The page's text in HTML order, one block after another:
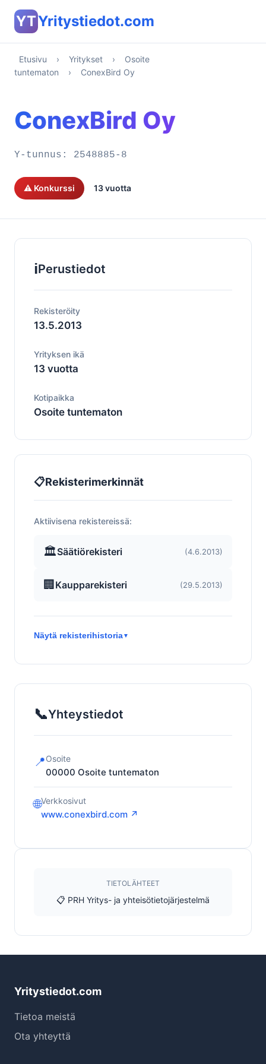
YTYritystiedot.com
Etusivu › Yritykset ›
Osoite
tuntematon
› ConexBird Oy
ConexBird Oy
Y-tunnus: 2548885-8
⚠️ Konkurssi 13 vuotta
ℹ️Perustiedot
Rekisteröity
13.5.2013
Yrityksen ikä
13 vuotta
Kotipaikka
Osoite tuntematon
📋Rekisterimerkinnät
Aktiivisena rekistereissä:
🏛️Säätiörekisteri (4.6.2013)
🏢 Kaupparekisteri (29.5.2013)
Näytä rekisterihistoria▼
📞Yhteystiedot
📍Osoite
00000 Osoite tuntematon
🌐Verkkosivut
www.conexbird.com ↗
TIETOLÄHTEET
📋 PRH Yritys- ja yhteisötietojärjestelmä
Yritystiedot.com
Tietoa meistä
Ota yhteyttä